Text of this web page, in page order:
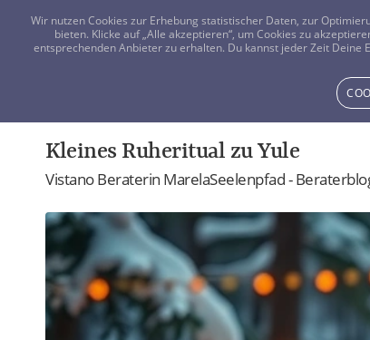
Kleines Ruheritual zu Yule
Vistano Beraterin MarelaSeelenpfad -
Wir nutzen Cookies zur Erhebung statistischer Daten, zur
bieten. Klicke auf „Alle akzeptieren“, um Cookies zu
entsprechenden Anbieter zu erhalten. Du kannst jeder Zeit